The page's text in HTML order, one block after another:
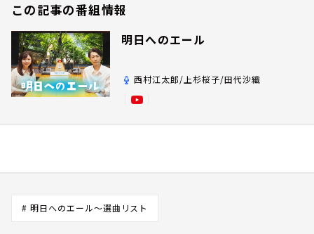
この記事の番組情報
明日へのエール
西村江太郎/上杉桜子/田代沙織
# 明日へのエール～選曲リスト